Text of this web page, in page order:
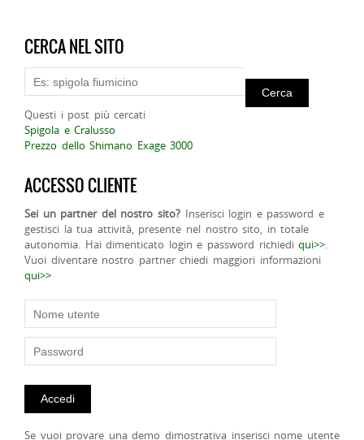
CERCA NEL SITO
Questi i post più cercati
Spigola e Cralusso
Prezzo dello Shimano Exage 3000
ACCESSO CLIENTE
Sei un partner del nostro sito? Inserisci login e password e
gestisci la tua attività, presente nel nostro sito, in totale
autonomia. Hai dimenticato login e password richiediqui>>.
Vuoi diventare nostro partner chiedi maggiori informazioni
qui>>
Se vuoi provare una demo dimostrativa inserisci nome utente